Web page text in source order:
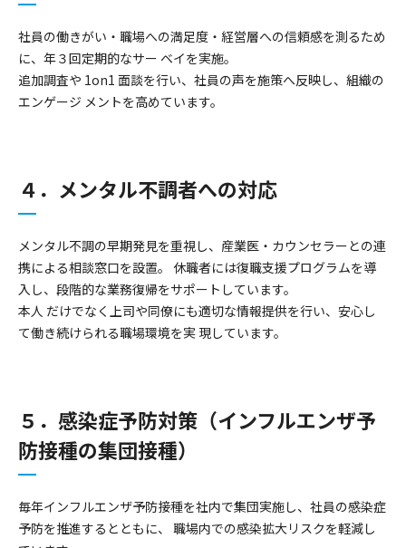
社員の働きがい・職場への満足度・経営層への信頼感を測るため
に、年３回定期的なサー ベイを実施。
追加調査や 1on1 面談を行い、社員の声を施策へ反映し、組織の
エンゲージ メントを高めています。
４．メンタル不調者への対応
メンタル不調の早期発見を重視し、産業医・カウンセラーとの連
携による相談窓口を設置。 休職者には復職支援プログラムを導
入し、段階的な業務復帰をサポートしています。
本人 だけでなく上司や同僚にも適切な情報提供を行い、安心し
て働き続けられる職場環境を実 現しています。
５．感染症予防対策（インフルエンザ予
防接種の集団接種）
毎年インフルエンザ予防接種を社内で集団実施し、社員の感染症
予防を推進するとともに、 職場内での感染拡大リスクを軽減し